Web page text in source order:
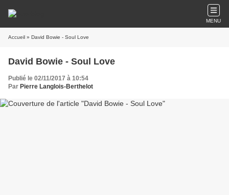
MENU
Accueil » David Bowie - Soul Love
David Bowie - Soul Love
Publié le 02/11/2017 à 10:54
Par Pierre Langlois-Berthelot